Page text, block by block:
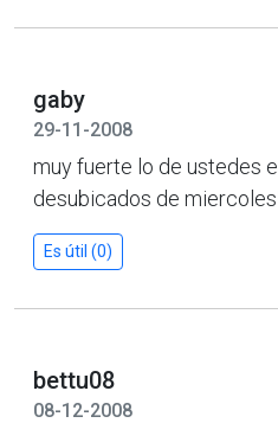
gaby
29-11-2008
muy fuerte lo de ustedes
desubicados de
Es útil (0)
bettu08
08-12-2008